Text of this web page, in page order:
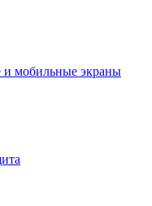
мобильные экраны